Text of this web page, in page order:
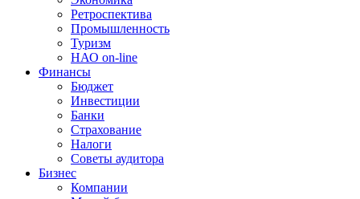
Ретроспектива
Промышленность
Туризм
НАО on-line
Финансы
Бюджет
Инвестиции
Банки
Страхование
Налоги
Советы аудитора
Бизнес
Компании